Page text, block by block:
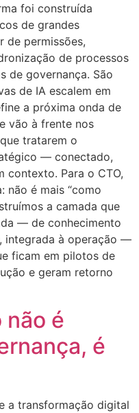
foi construída
de grandes
de permissões,
de processos
de governança. São
de IA escalem em
a próxima onda de
vão à frente nos
tratarem o
— conectado,
contexto. Para o CTO,
não é mais “como
a camada que
— de conhecimento
integrada à operação —
ficam em pilotos de
e geram retorno
não é
é
a transformação digital